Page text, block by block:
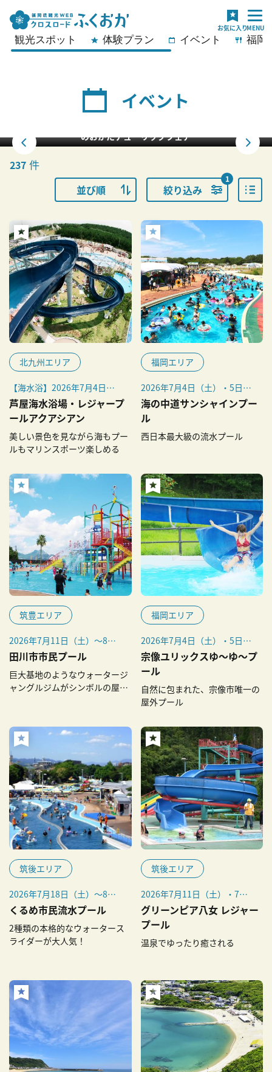
観光スポット 体験プラン イベント 福岡
イベント
おがたチューリップフェア
237 件
並び順 絞り込み
1
北九州エリア
【海水浴】2026年7月4日
（土）～8月16日（日）
【プール営業日】2026年7月
9日（木）～8月30日（日）
芦屋海水浴場・レジャープ
ールアクアシアン
美しい景色を見ながら海もプー
ルもマリンスポーツ楽しめる
福岡エリア
2026年7月4日（土）・5日
（日）／11日（土）・12日
（日）／7月18日（土）〜20
日（月・祝）／7月22日
（水）～8月27日（木）／29
日（土）・13日（日）／9月
19日（土）〜23日（水・
祝）
海の中道サンシャインプー
ル
西日本最大級の流水プール
筑豊エリア
2026年7月11日（土）～8月
31日（月）
田川市市民プール
巨大基地のようなウォータージ
ャングルジムがシンボルの屋外
福岡エリア
2026年7月4日（土）・5日
（日）、7月11日（土）・12
日（日）、7月18日（土）～
8月31日（月）
宗像ユリックスゆ～ゆ～プ
ール
自然に包まれた、宗像市唯一の
屋外プール
筑後エリア
2026年7月18日（土）～8月
23日（日）、8月29日
（土）・30日（日）
※ 雷や大雨などの悪天候時
は、お客様の安全確保のため
くるめ市民流水プール
2種類の本格的なウォータース
ライダーが大人気！
筑後エリア
2026年7月11日（土）・7月
12日（日）、7月18日（土）
～8月30日（日）
グリーンピア八女 レジャー
プール
温泉でゆったり癒される